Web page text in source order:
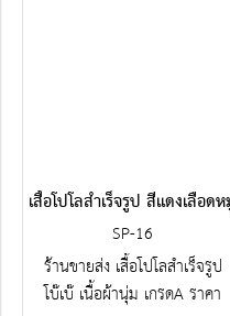
เสื้อโปโลสำเร็จรูป สีแดงเลือ
SP-16
ร้านขายส่ง เสื้อโปโลสำเร็จรูป
โบ๊เบ๊ เนื้อผ้านุ่ม เกรดA ราคา